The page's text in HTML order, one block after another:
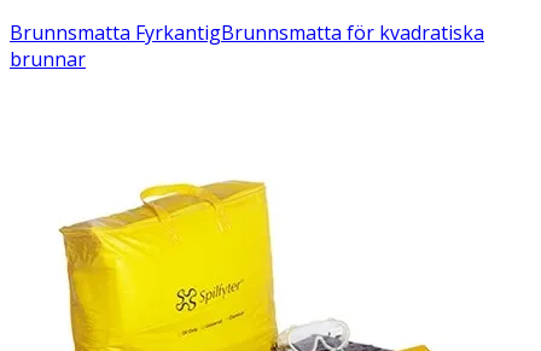
Brunnsmatta FyrkantigBrunnsmatta för kvadratiska
brunnar